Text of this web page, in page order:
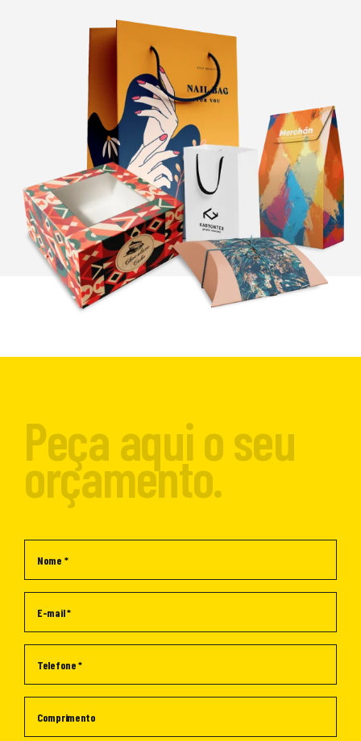
Peça aqui o seu
orçamento.